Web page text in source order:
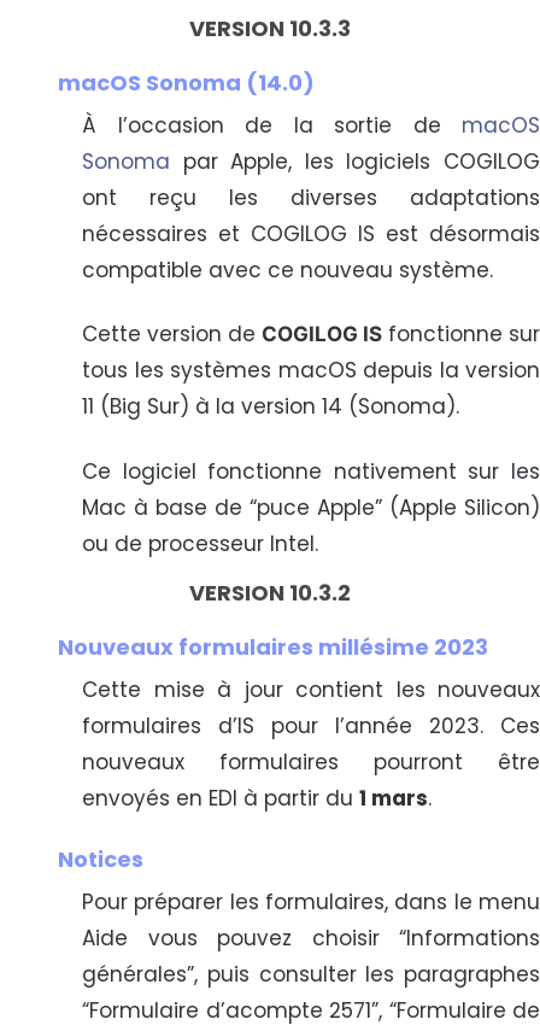
VERSION 10.3.3
macOS Sonoma (14.0)
À l’occasion de la sortie de macOS
Sonoma par Apple, les logiciels COGILOG
ont reçu les diverses adaptations
nécessaires et COGILOG IS est désormais
compatible avec ce nouveau système.
Cette version de COGILOG IS fonctionne sur
tous les systèmes macOS depuis la version
11 (Big Sur) à la version 14 (Sonoma).
Ce logiciel fonctionne nativement sur les
Mac à base de “puce Apple” (Apple Silicon)
ou de processeur Intel.
VERSION 10.3.2
Nouveaux formulaires millésime 2023
Cette mise à jour contient les nouveaux
formulaires d’IS pour l’année 2023. Ces
nouveaux formulaires pourront être
envoyés en EDI à partir du 1 mars.
Notices
Pour préparer les formulaires, dans le menu
Aide vous pouvez choisir “Informations
générales”, puis consulter les paragraphes
“Formulaire d’acompte 2571”, “Formulaire de